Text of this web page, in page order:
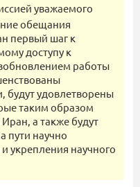
уважаемого
обещания
первый шаг к
доступу к
работы
будут удовлетворены
таким образом
а также будут
пути научно
укрепления научного